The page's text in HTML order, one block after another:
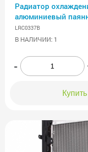
Радиатор
алюминиевый
LRC0337B
В НАЛИЧИИ: 1
-